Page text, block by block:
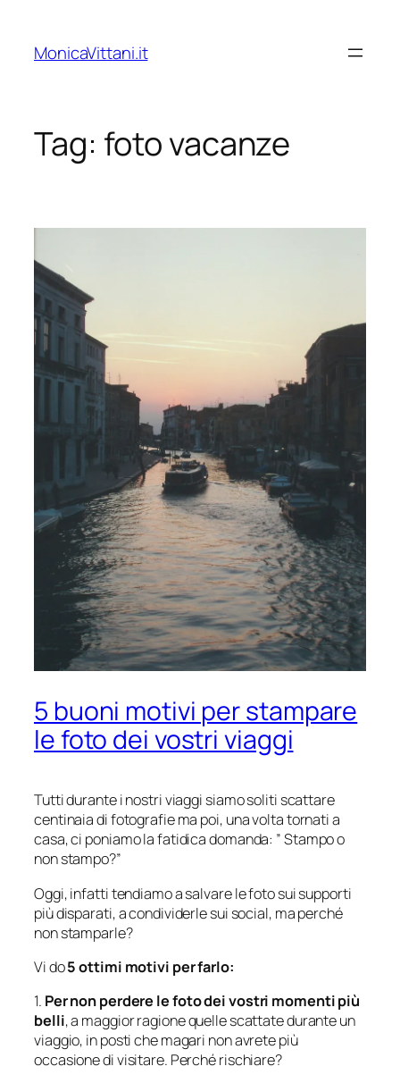
contenuto
MonicaVittani.it
Tag: foto vacanze
5 buoni motivi per stampare
le foto dei vostri viaggi
Tutti durante i nostri viaggi siamo soliti scattare
centinaia di fotografie ma poi, una volta tornati a
casa, ci poniamo la fatidica domanda: ” Stampo o
non stampo?”
Oggi, infatti tendiamo a salvare le foto sui supporti
più disparati, a condividerle sui social, ma perché
non stamparle?
Vi do5 ottimi motivi per farlo:
1. Per non perdere le foto dei vostri momenti più
belli, a maggior ragione quelle scattate durante un
viaggio, in posti che magari non avrete più
occasione di visitare. Perché rischiare?